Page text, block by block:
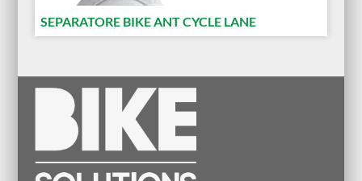
SEPARATORE BIKE ANT CYCLE LANE